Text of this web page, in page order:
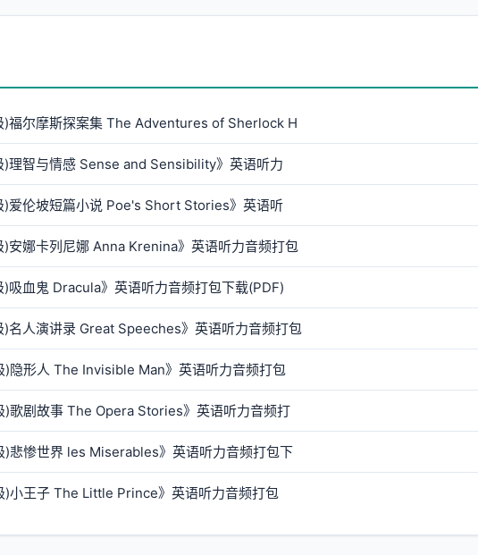
)福尔摩斯探案集 The Adventures of Sherlock H
)理智与情感 Sense and Sensibility》英语听力
)爱伦坡短篇小说 Poe's Short Stories》英语听
)安娜卡列尼娜 Anna Krenina》英语听力音频打包
)吸血鬼 Dracula》英语听力音频打包下载(PDF)
)名人演讲录 Great Speeches》英语听力音频打包
)隐形人 The Invisible Man》英语听力音频打包
)歌剧故事 The Opera Stories》英语听力音频打
)悲惨世界 les Miserables》英语听力音频打包下
)小王子 The Little Prince》英语听力音频打包